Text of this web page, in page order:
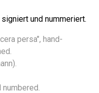
und nummeriert.
persa", hand-